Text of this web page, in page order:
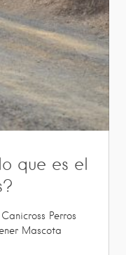
que es el
Canicross Perros
Mascota